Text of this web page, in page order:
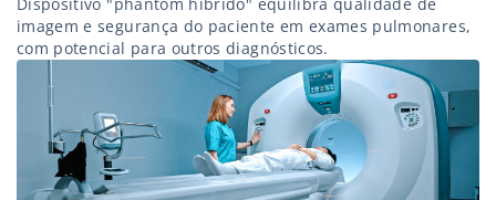
imagem e segurança do paciente em exames pulmonares,
com potencial para outros diagnósticos.